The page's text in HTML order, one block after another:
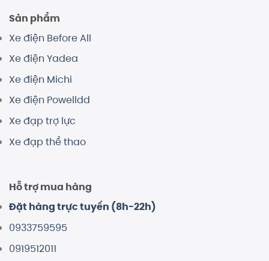
Sản phẩm
Xe điện Before All
Xe điện Yadea
Xe điện Michi
Xe điện Powelldd
Xe đạp trợ lực
Xe đạp thể thao
Hỗ trợ mua hàng
Đặt hàng trực tuyến (8h-22h)
0933759595
0919512011